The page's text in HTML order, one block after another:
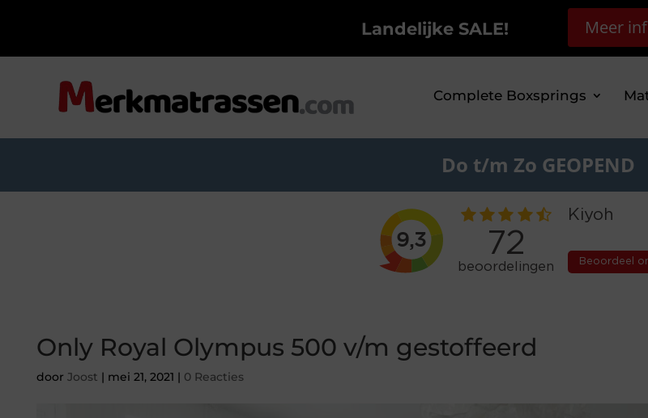
Landelijke SALE! Meer
Complete Boxsprings
Do t/m Zo GEOPEND
Only Royal Olympus 500 v/m gestoffeerd
door Joost | mei 21, 2021 | 0 Reacties